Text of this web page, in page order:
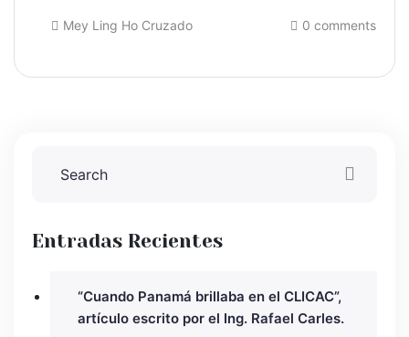
Mey Ling Ho Cruzado 0 comments
Entradas Recientes
“Cuando Panamá brillaba en el CLICAC”,
artículo escrito por el Ing. Rafael Carles.